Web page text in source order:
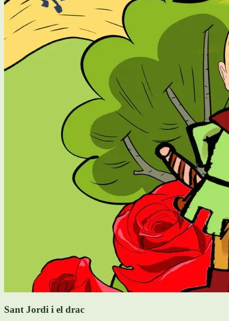
Sant Jordi i el drac